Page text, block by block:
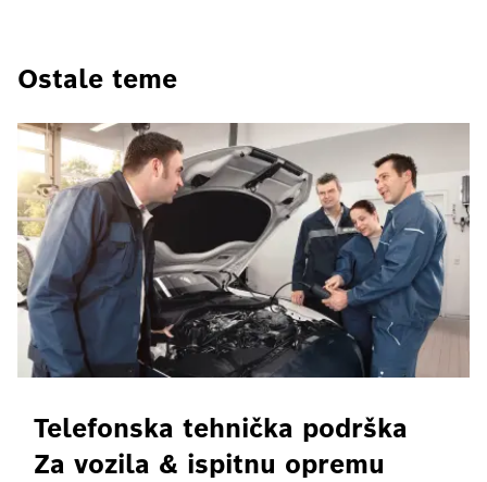
Ostale teme
Telefonska tehnička podrška
Za vozila & ispitnu opremu